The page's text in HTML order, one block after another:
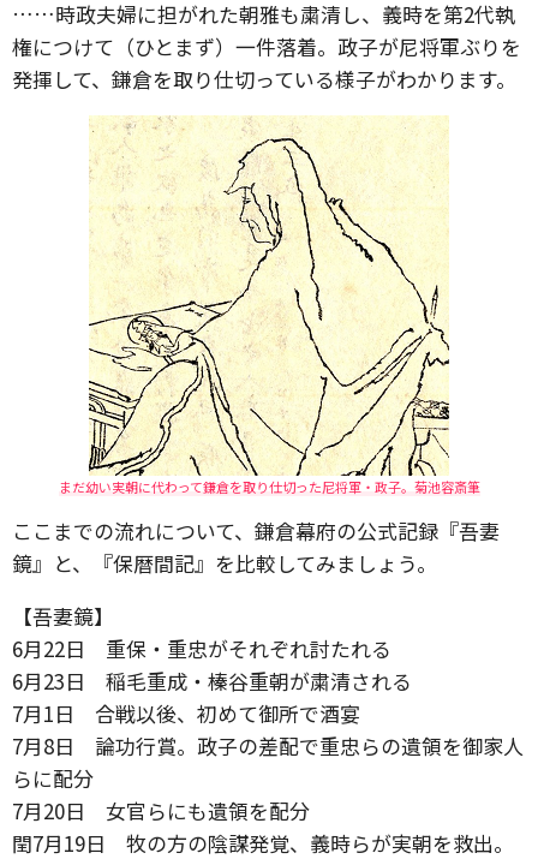
……時政夫婦に担がれた朝雅も粛清し、義時を第2代執
権につけて（ひとまず）一件落着。政子が尼将軍ぶりを
発揮して、鎌倉を取り仕切っている様子がわかります。
まだ幼い実朝に代わって鎌倉を取り仕切った尼将軍・政子。菊池容斎筆
ここまでの流れについて、鎌倉幕府の公式記録『吾妻
鏡』と、『保暦間記』を比較してみましょう。
【吾妻鏡】
6月22日 重保・重忠がそれぞれ討たれる
6月23日 稲毛重成・榛谷重朝が粛清される
7月1日 合戦以後、初めて御所で酒宴
7月8日 論功行賞。政子の差配で重忠らの遺領を御家人
らに配分
7月20日 女官らにも遺領を配分
閏7月19日 牧の方の陰謀発覚、義時らが実朝を救出。